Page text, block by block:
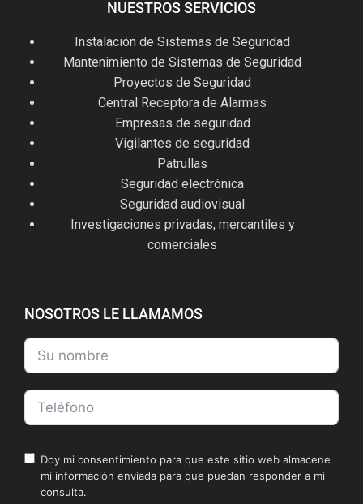
NUESTROS SERVICIOS
Instalación de Sistemas de Seguridad
Mantenimiento de Sistemas de Seguridad
Proyectos de Seguridad
Central Receptora de Alarmas
Empresas de seguridad
Vigilantes de seguridad
Patrullas
Seguridad electrónica
Seguridad audiovisual
Investigaciones privadas, mercantiles y
comerciales
NOSOTROS LE LLAMAMOS
Doy mi consentimiento para que este sitio web almacene
mi información enviada para que puedan responder a mi
consulta.